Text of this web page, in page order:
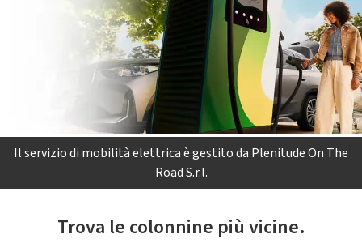
Il servizio di mobilità elettrica è gestito da Plenitude On The
Road S.r.l.
Trova le colonnine più vicine.